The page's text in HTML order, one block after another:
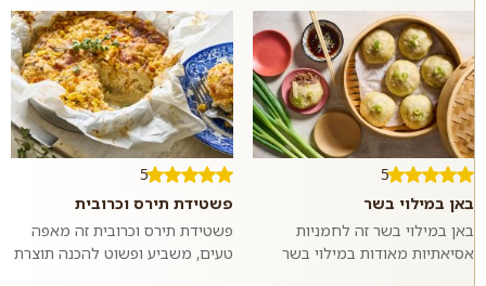
5
באן במילוי בשר
באן במילוי בשר זה לחמניות
אסיאתיות מאודות במילוי בשר
5
פשטידת תירס וכרובית
פשטידת תירס וכרובית זה מאפה
טעים, משביע ופשוט להכנה תוצרת